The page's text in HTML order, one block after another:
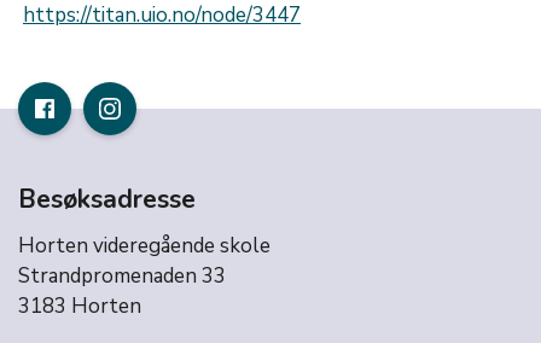
https://titan.uio.no/node/3447
Besøksadresse
Horten videregående skole
Strandpromenaden 33
3183 Horten